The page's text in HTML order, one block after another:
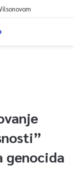
genocida